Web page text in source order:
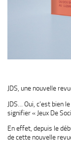
JDS, une nouvelle
JDS… Oui, c’est bien
signifier « Jeux De
En effet, depuis le
de cette nouvelle